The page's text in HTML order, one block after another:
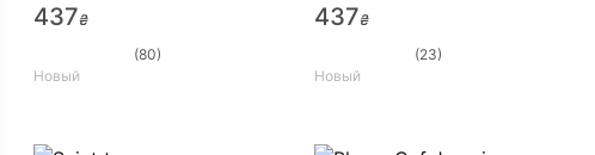
437₴
(80)
Новый
437₴
(23)
Новый